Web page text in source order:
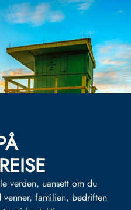
verden, uansett om du
venner, familien, bedriften